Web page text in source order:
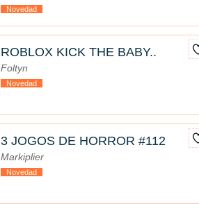
Novedad
ROBLOX KICK THE BABY..
Foltyn
Novedad
3 JOGOS DE HORROR #112
Markiplier
Novedad